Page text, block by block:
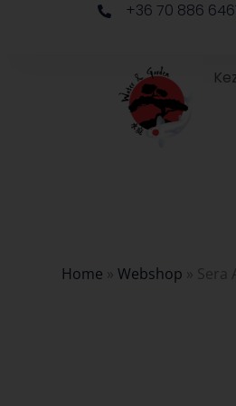
+36 70 886
Home » Webshop » Sera